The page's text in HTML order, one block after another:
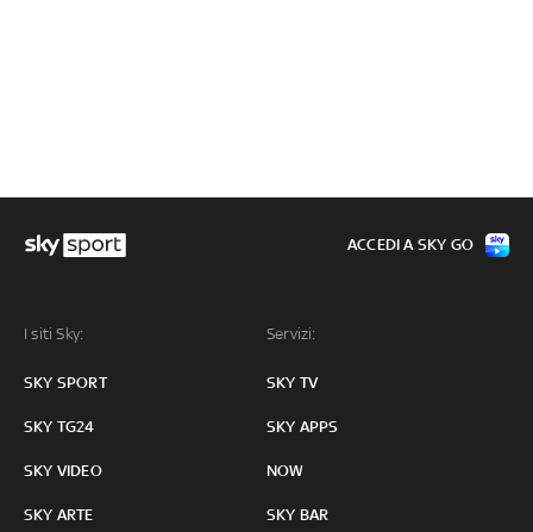
I siti Sky:
SKY SPORT
SKY TG24
SKY VIDEO
SKY ARTE
Servizi:
SKY TV
SKY APPS
NOW
SKY BAR
ACCEDI A SKY GO